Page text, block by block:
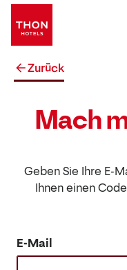
Zurück
Mach
Geben Sie Ihre E-
Ihnen einen
E-Mail